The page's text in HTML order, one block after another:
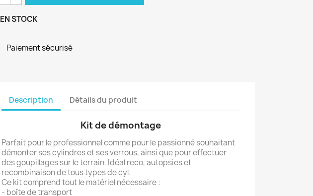
EN STOCK
Paiement sécurisé
Description Détails du produit
Kit de démontage
Parfait pour le professionnel comme pour le passionné souhaitant
démonter ses cylindres et ses verrous, ainsi que pour effectuer
des goupillages sur le terrain. Idéal reco, autopsies et
recombinaison de tous types de cyl.
Ce kit comprend tout le matériel nécessaire :
- boîte de transport